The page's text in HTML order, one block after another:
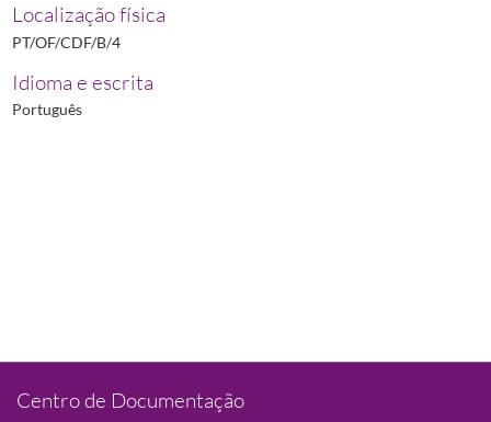
Localização física
PT/OF/CDF/B/4
Idioma e escrita
Português
Centro de Documentação